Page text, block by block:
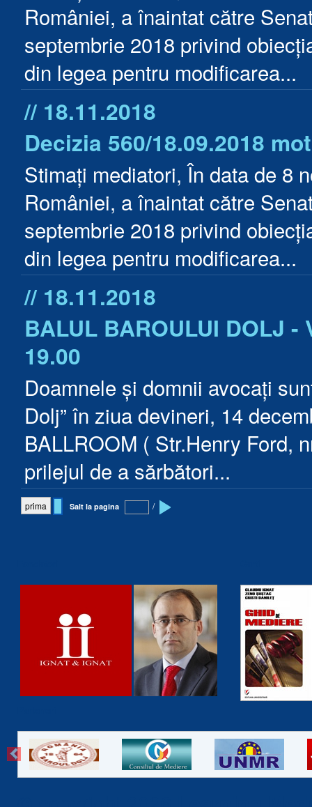
României, a înaintat către
septembrie 2018 privind
din legea pentru modificarea...
// 18.11.2018
Decizia 560/18.09.2018
Stimați mediatori, În data de 8
României, a înaintat către
septembrie 2018 privind
din legea pentru modificarea...
// 18.11.2018
BALUL BAROULUI DOLJ
19.00
Doamnele și domnii avocați
Dolj” în ziua devineri, 14
BALLROOM ( Str.Henry Ford,
prilejul de a sărbători...
prima Salt la pagina /